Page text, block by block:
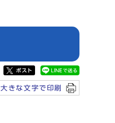
大きな文字で印刷